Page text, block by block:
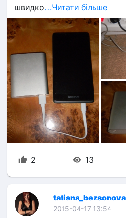
швидко....Читати більше
2 13
tatiana_bezsonova
2015-04-17 13:54